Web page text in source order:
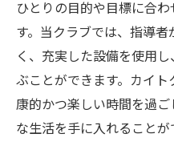
ひとりの目的や目標に合
す。当クラブでは、指導
く、充実した設備を使用
ぶことができます。カイ
康的かつ楽しい時間を過
な生活を手に入れることが